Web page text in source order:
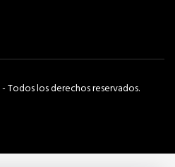
los derechos reservados.